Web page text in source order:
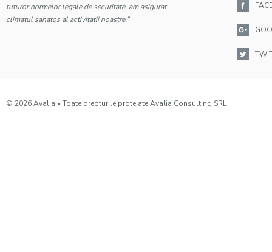
tuturor normelor legale de securitate, am asigurat
climatul sanatos al activitatii noastre.”
© 2026 Avalia • Toate drepturile protejate Avalia Consulting SRL